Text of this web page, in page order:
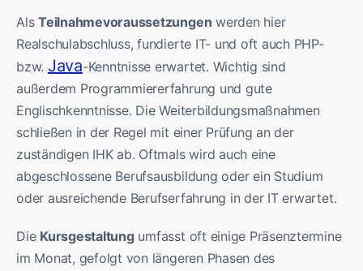
AlsTeilnahmevoraussetzungen werden hier
Realschulabschluss, fundierte IT- und oft auch PHP-
bzw. Java-Kenntnisse erwartet. Wichtig sind
außerdem Programmiererfahrung und gute
Englischkenntnisse. Die Weiterbildungsmaßnahmen
schließen in der Regel mit einer Prüfung an der
zuständigen IHK ab. Oftmals wird auch eine
abgeschlossene Berufsausbildung oder ein Studium
oder ausreichende Berufserfahrung in der IT erwartet.
Die Kursgestaltungumfasst oft einige Präsenztermine
im Monat, gefolgt von längeren Phasen des